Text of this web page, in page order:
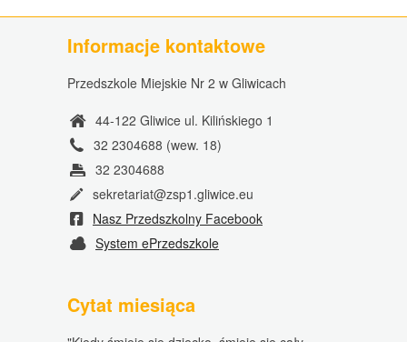
Informacje kontaktowe
Przedszkole Miejskie Nr 2 w Gliwicach
44-122 Gliwice ul. Kilińskiego 1
32 2304688 (wew. 18)
32 2304688
sekretariat@zsp1.gliwice.eu
Nasz Przedszkolny Facebook
System ePrzedszkole
Cytat miesiąca